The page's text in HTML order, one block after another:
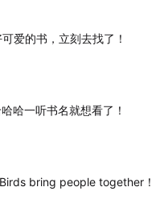
省鸟类重要记录月报》by
鹰之名》
墙：康奈尔鸟类学实验室巨
爱的书，立刻去找了！
哈一听书名就想看了！
Birds bring people together！